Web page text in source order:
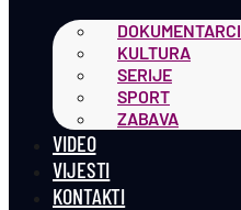
DOKUMENTARCI
KULTURA
SERIJE
SPORT
ZABAVA
VIDEO
VIJESTI
KONTAKTI